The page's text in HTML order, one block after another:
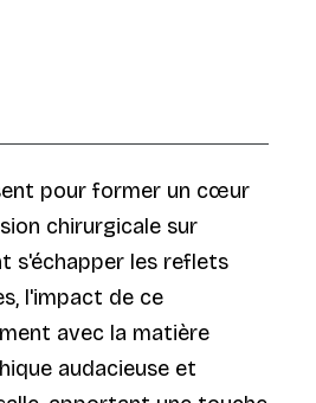
pour former un cœur
chirurgicale sur
s'échapper les reflets
l'impact de ce
avec la matière
audacieuse et